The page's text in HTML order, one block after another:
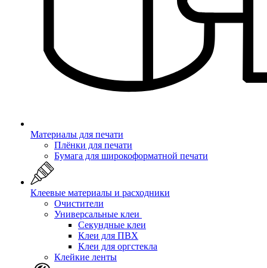
Материалы для печати
Плёнки для печати
Бумага для широкоформатной печати
Клеевые материалы и расходники
Очистители
Универсальные клеи
Секундные клеи
Клеи для ПВХ
Клеи для оргстекла
Клейкие ленты